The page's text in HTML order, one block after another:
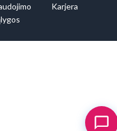
Karjera